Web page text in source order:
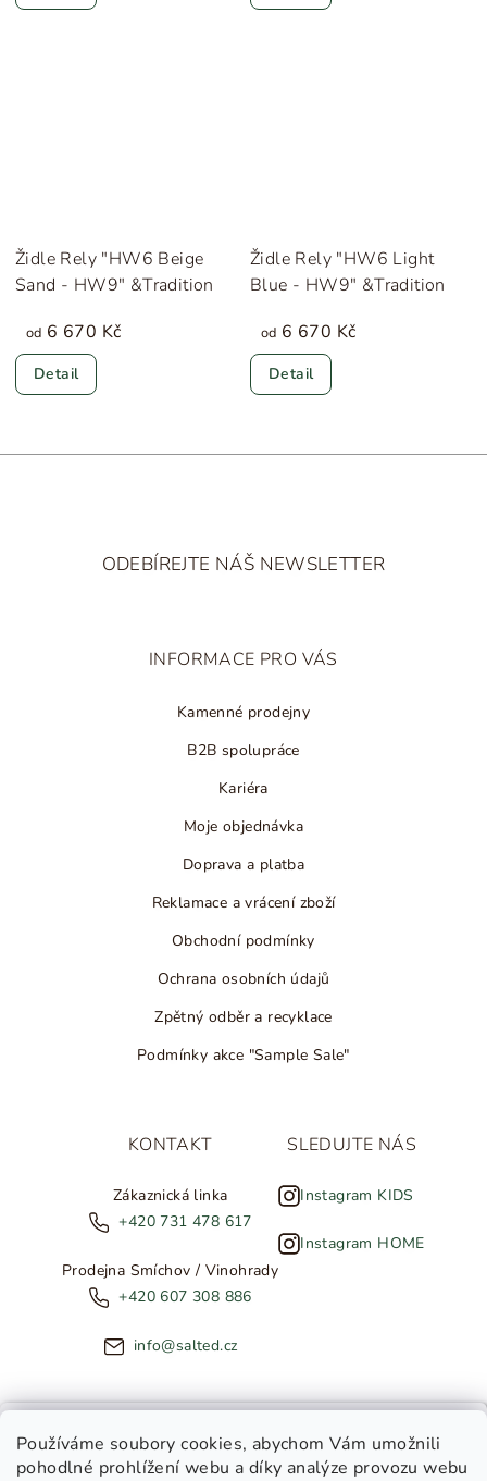
Používáme soubory cookies, abychom Vám umožnili
pohodlné prohlížení webu a díky analýze provozu webu
Židle Rely "HW6 Beige
Sand - HW9" &Tradition
od 6 670 Kč
Detail
Židle Rely "HW6 Light
Blue - HW9" &Tradition
od 6 670 Kč
Detail
ODEBÍREJTE NÁŠ NEWSLETTER
INFORMACE PRO VÁS
Kamenné prodejny
B2B spolupráce
Kariéra
Moje objednávka
Doprava a platba
Reklamace a vrácení zboží
Obchodní podmínky
Ochrana osobních údajů
Zpětný odběr a recyklace
Podmínky akce "Sample Sale"
KONTAKT
Zákaznická linka
+420 731 478 617
Prodejna Smíchov / Vinohrady
+420 607 308 886
info@salted.cz
SLEDUJTE NÁS
Instagram KIDS
Instagram HOME
NOVINKY ZE SALTED